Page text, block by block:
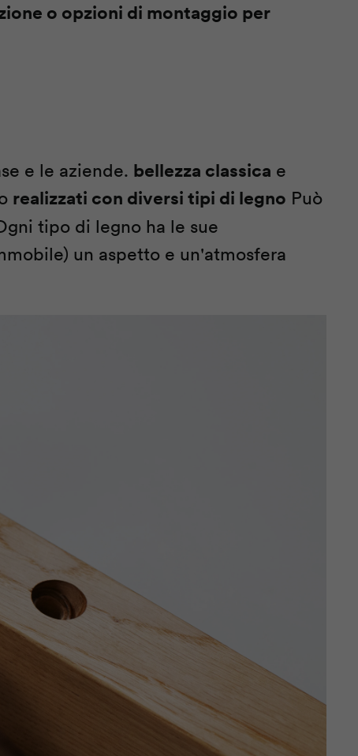
o opzioni di montaggio per
e le aziende. bellezza classica e
realizzati con diversi tipi di legno Può
tipo di legno ha le sue
un aspetto e un'atmosfera